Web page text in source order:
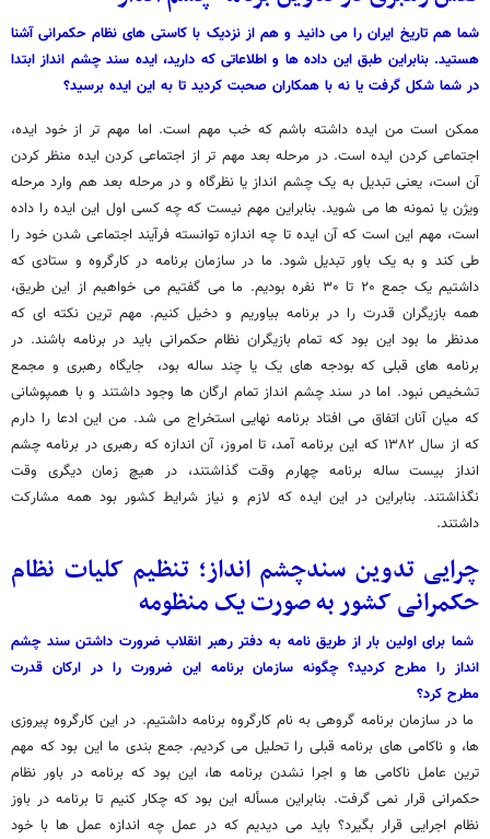
شما هم تاریخ ایران را می دانید و هم از نزدیک با کاستی های نظام حکمرانی آشنا
هستید. بنابراین طبق این داده ها و اطلاعاتی که دارید، ایده سند چشم انداز ابتدا
در شما شکل گرفت یا نه با همکاران صحبت کردید تا به این ایده برسید؟
ممکن است من ایده داشته باشم که خب مهم است. اما مهم تر از خود ایده،
اجتماعی کردن ایده است. در مرحله بعد مهم تر از اجتماعی کردن ایده منظر کردن
آن است، یعنی تبدیل به یک چشم انداز یا نظرگاه و در مرحله بعد هم وارد مرحله
ویژن یا نمونه ها می شوید. بنابراین مهم نیست که چه کسی اول این ایده را داده
است، مهم این است که آن ایده تا چه اندازه توانسته فرآیند اجتماعی شدن خود را
طی کند و به یک باور تبدیل شود. ما در سازمان برنامه در کارگروه و ستادی که
داشتیم یک جمع ۲۰ تا ۳۰ نفره بودیم. ما می گفتیم می خواهیم از این طریق،
همه بازیگران قدرت را در برنامه بیاوریم و دخیل کنیم. مهم ترین نکته ای که
مدنظر ما بود این بود که تمام بازیگران نظام حکمرانی باید در برنامه باشند. در
برنامه های قبلی که بودجه های یک یا چند ساله بود، جایگاه رهبری و مجمع
تشخیص نبود. اما در سند چشم انداز تمام ارگان ها وجود داشتند و با همپوشانی
که میان آنان اتفاق می افتاد برنامه نهایی استخراج می شد. من این ادعا را دارم
که از سال ۱۳۸۲ که این برنامه آمد، تا امروز، آن اندازه که رهبری در برنامه چشم
انداز بیست ساله برنامه چهارم وقت گذاشتند، در هیچ زمان دیگری وقت
نگذاشتند. بنابراین در این ایده که لازم و نیاز شرایط کشور بود همه مشارکت
داشتند.
چرایی تدوین سندچشم انداز؛ تنظیم کلیات نظام
حکمرانی کشور به صورت یک منظومه
شما برای اولین بار از طریق نامه به دفتر رهبر انقلاب ضرورت داشتن سند چشم
انداز را مطرح کردید؟ چگونه سازمان برنامه این ضرورت را در ارکان قدرت
مطرح کرد؟
ما در سازمان برنامه گروهی به نام کارگروه برنامه داشتیم. در این کارگروه پیروزی
ها، و ناکامی های برنامه قبلی را تحلیل می کردیم. جمع بندی ما این بود که مهم
ترین عامل ناکامی ها و اجرا نشدن برنامه ها، این بود که برنامه در باور نظام
حکمرانی قرار نمی گرفت. بنابراین مسأله این بود که چکار کنیم تا برنامه در باوز
نظام اجرایی قرار بگیرد؟ باید می دیدیم که در عمل چه اندازه عمل ها با خود